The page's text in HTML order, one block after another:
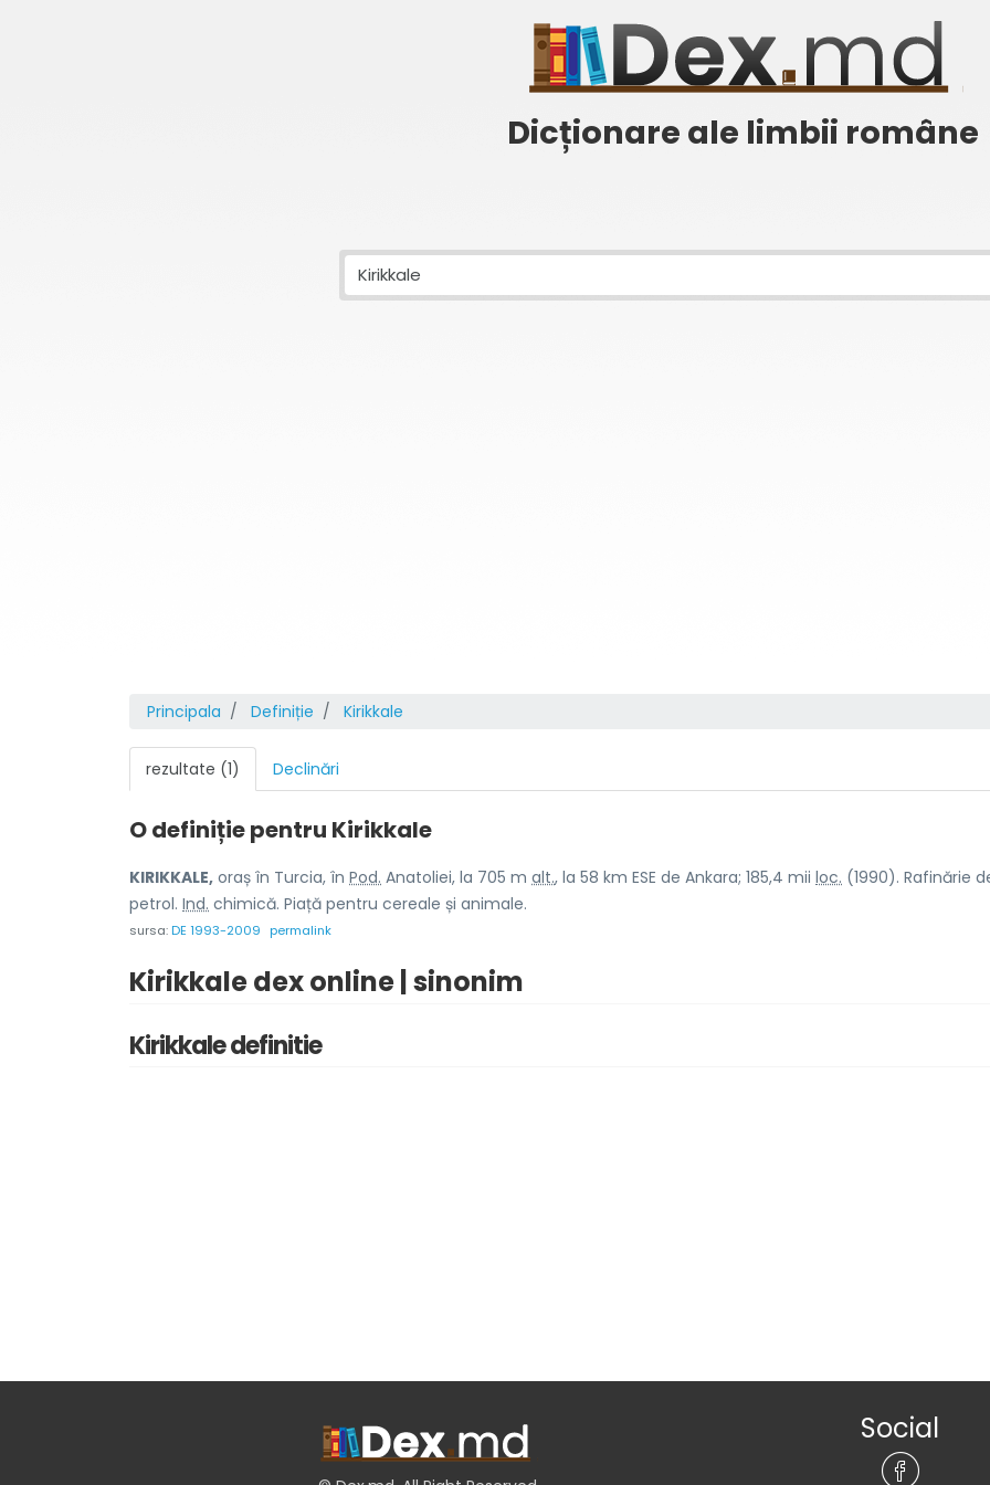
Dicționare ale limbii române
Principala Definiție Kirikkale
rezultate (1) Declinări
O definiție pentru Kirikkale
KIRIKKALE, oraș în Turcia, în Pod. Anatoliei, la 705 m alt., la 58 km ESE de Ankara; 185,4 mii loc. (1990). Rafinărie
petrol. Ind. chimică. Piață pentru cereale și animale.
sursa:DE 1993-2009 permalink
Kirikkale dex online | sinonim
Kirikkale definitie
Social